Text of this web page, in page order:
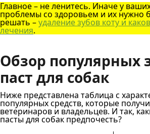
Главное – не ленитесь. Иначе у
проблемы со здоровьем и их нужно
решать –удаление зубов коту и
лечения.
Обзор популярных
паст для собак
Ниже представлена таблица с
популярных средств, которые
ветеринаров и владельцев. И так,
пасты для собак предпочесть?